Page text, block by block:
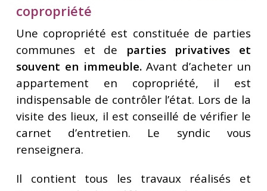
copropriété
Une copropriété est constituée de parties
communes et de parties privatives et
souvent en immeuble.Avant d’acheter un
appartement en copropriété, il est
indispensable de contrôler l’état. Lors de la
visite des lieux, il est conseillé de vérifier le
carnet d’entretien. Le syndic vous
renseignera.
Il contient tous les travaux réalisés et